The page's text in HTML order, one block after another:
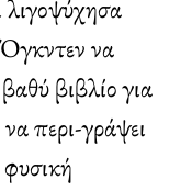
να
βιβλίο για
περι-γράψει